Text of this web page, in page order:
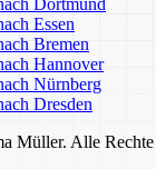
Dortmund
Essen
Bremen
Hannover
Nürnberg
Dresden
Müller. Alle Rechte